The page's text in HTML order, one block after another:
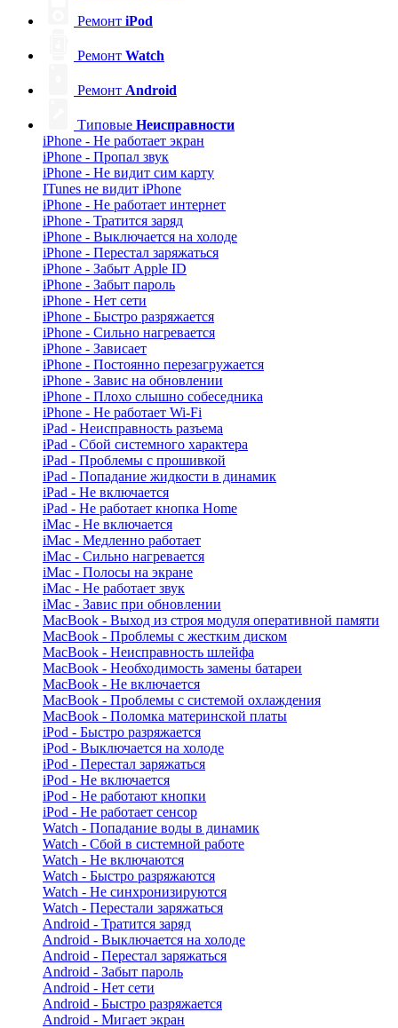
Ремонт iPod
Ремонт Watch
Ремонт Android
Типовые Неисправности
iPhone - Не работает экран
iPhone - Пропал звук
iPhone - Не видит сим карту
ITunes не видит iPhone
iPhone - Не работает интернет
iPhone - Тратится заряд
iPhone - Выключается на холоде
iPhone - Перестал заряжаться
iPhone - Забыт Apple ID
iPhone - Забыт пароль
iPhone - Нет сети
iPhone - Быстро разряжается
iPhone - Сильно нагревается
iPhone - Зависает
iPhone - Постоянно перезагружается
iPhone - Завис на обновлении
iPhone - Плохо слышно собеседника
iPhone - Не работает Wi-Fi
iPad - Неисправность разъема
iPad - Сбой системного характера
iPad - Проблемы с прошивкой
iPad - Попадание жидкости в динамик
iPad - Не включается
iPad - Не работает кнопка Home
iMac - Не включается
iMac - Медленно работает
iMac - Сильно нагревается
iMac - Полосы на экране
iMac - Не работает звук
iMac - Завис при обновлении
MacBook - Выход из строя модуля оперативной памяти
MacBook - Проблемы с жестким диском
MacBook - Неисправность шлейфа
MacBook - Необходимость замены батареи
MacBook - Не включается
MacBook - Проблемы с системой охлаждения
MacBook - Поломка материнской платы
iPod - Быстро разряжается
iPod - Выключается на холоде
iPod - Перестал заряжаться
iPod - Не включается
iPod - Не работают кнопки
iPod - Не работает сенсор
Watch - Попадание воды в динамик
Watch - Сбой в системной работе
Watch - Не включаются
Watch - Быстро разряжаются
Watch - Не синхронизируются
Watch - Перестали заряжаться
Android - Тратится заряд
Android - Выключается на холоде
Android - Перестал заряжаться
Android - Забыт пароль
Android - Нет сети
Android - Быстро разряжается
Android - Мигает экран